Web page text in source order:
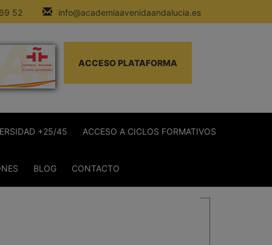
info@academiaavenidaandalucia.es
52
ACCESO PLATAFORMA
+25/45 ACCESO A CICLOS FORMATIVOS
BLOG CONTACTO